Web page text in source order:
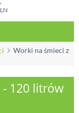
Worki na śmieci z
120 litrów